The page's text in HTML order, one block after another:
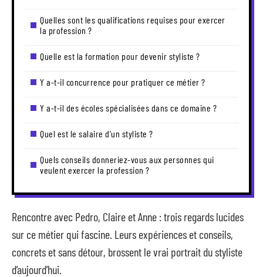
Quelles sont les qualifications requises pour exercer
la profession ?
Quelle est la formation pour devenir styliste ?
Y a-t-il concurrence pour pratiquer ce métier ?
Y a-t-il des écoles spécialisées dans ce domaine ?
Quel est le salaire d’un styliste ?
Quels conseils donneriez-vous aux personnes qui
veulent exercer la profession ?
Rencontre avec Pedro, Claire et Anne : trois regards lucides
sur ce métier qui fascine. Leurs expériences et conseils,
concrets et sans détour, brossent le vrai portrait du styliste
d’aujourd’hui.